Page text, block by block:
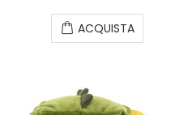
ACQUISTA